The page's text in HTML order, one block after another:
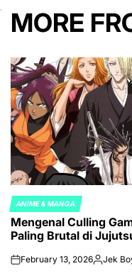
MORE
POSTED
IN
ANIME & MANGA
Mengenal Culling
Paling Brutal di
onFebruary 13, 2026Posted
Jek